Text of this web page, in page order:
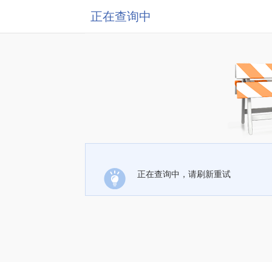
正在查询中
正在查询中，请刷新重试